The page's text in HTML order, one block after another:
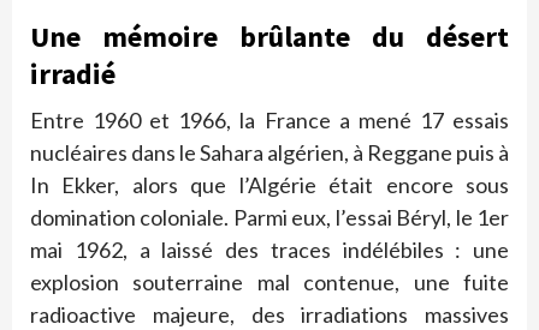
Une mémoire brûlante du désert
irradié
Entre 1960 et 1966, la France a mené 17 essais
nucléaires dans le Sahara algérien, à Reggane puis à
In Ekker, alors que l’Algérie était encore sous
domination coloniale. Parmi eux, l’essai Béryl, le 1er
mai 1962, a laissé des traces indélébiles : une
explosion souterraine mal contenue, une fuite
radioactive majeure, des irradiations massives